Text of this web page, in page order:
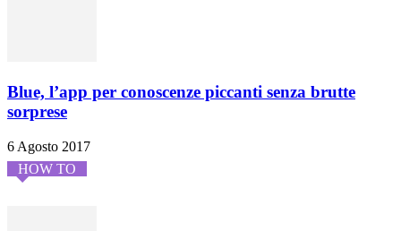
Blue, l’app per conoscenze piccanti senza brutte
sorprese
6 Agosto 2017
HOW TO